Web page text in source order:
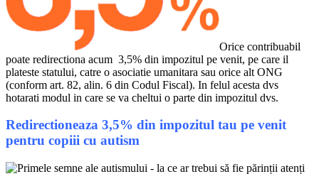
Orice contribuabil
poate redirectiona acum 3,5% din impozitul pe venit, pe care il
plateste statului, catre o asociatie umanitara sau orice alt ONG
(conform art. 82, alin. 6 din Codul Fiscal). In felul acesta dvs
hotarati modul in care se va cheltui o parte din impozitul dvs.
Redirectioneaza 3,5% din impozitul tau pe venit
pentru copiii cu autism